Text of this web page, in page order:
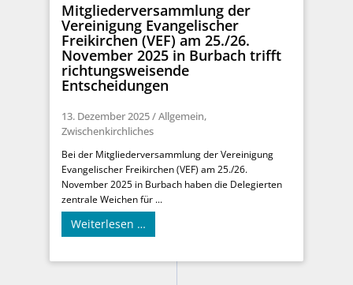
Mitgliederversammlung der
Vereinigung Evangelischer
Freikirchen (VEF) am 25./26.
November 2025 in Burbach trifft
richtungsweisende
Entscheidungen
13. Dezember 2025/Allgemein,
Zwischenkirchliches
Bei der Mitgliederversammlung der Vereinigung
Evangelischer Freikirchen (VEF) am 25./26.
November 2025 in Burbach haben die Delegierten
zentrale Weichen für ...
Weiterlesen …